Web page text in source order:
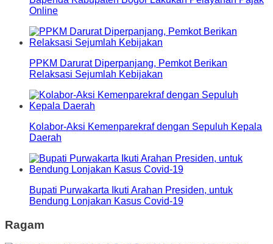
Online
PPKM Darurat Diperpanjang, Pemkot Berikan
Relaksasi Sejumlah Kebijakan
Kolabor-Aksi Kemenparekraf dengan Sepuluh Kepala
Daerah
Bupati Purwakarta Ikuti Arahan Presiden, untuk
Bendung Lonjakan Kasus Covid-19
Ragam